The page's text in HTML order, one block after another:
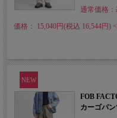
通常価格：
価格： 15,040円(税込 16,544円)
NEW
FOB
カーゴパ